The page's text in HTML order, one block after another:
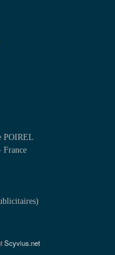
POIREL
France
Scyvius.net